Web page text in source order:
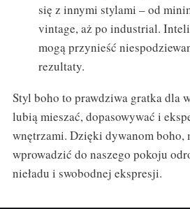
się z innymi stylami – od
vintage, aż po industrial.
mogą przynieść
rezultaty.
Styl boho to prawdziwa gratka dla
lubią mieszać, dopasowywać i
wnętrzami. Dzięki dywanom boho,
wprowadzić do naszego pokoju
nieładu i swobodnej ekspresji.